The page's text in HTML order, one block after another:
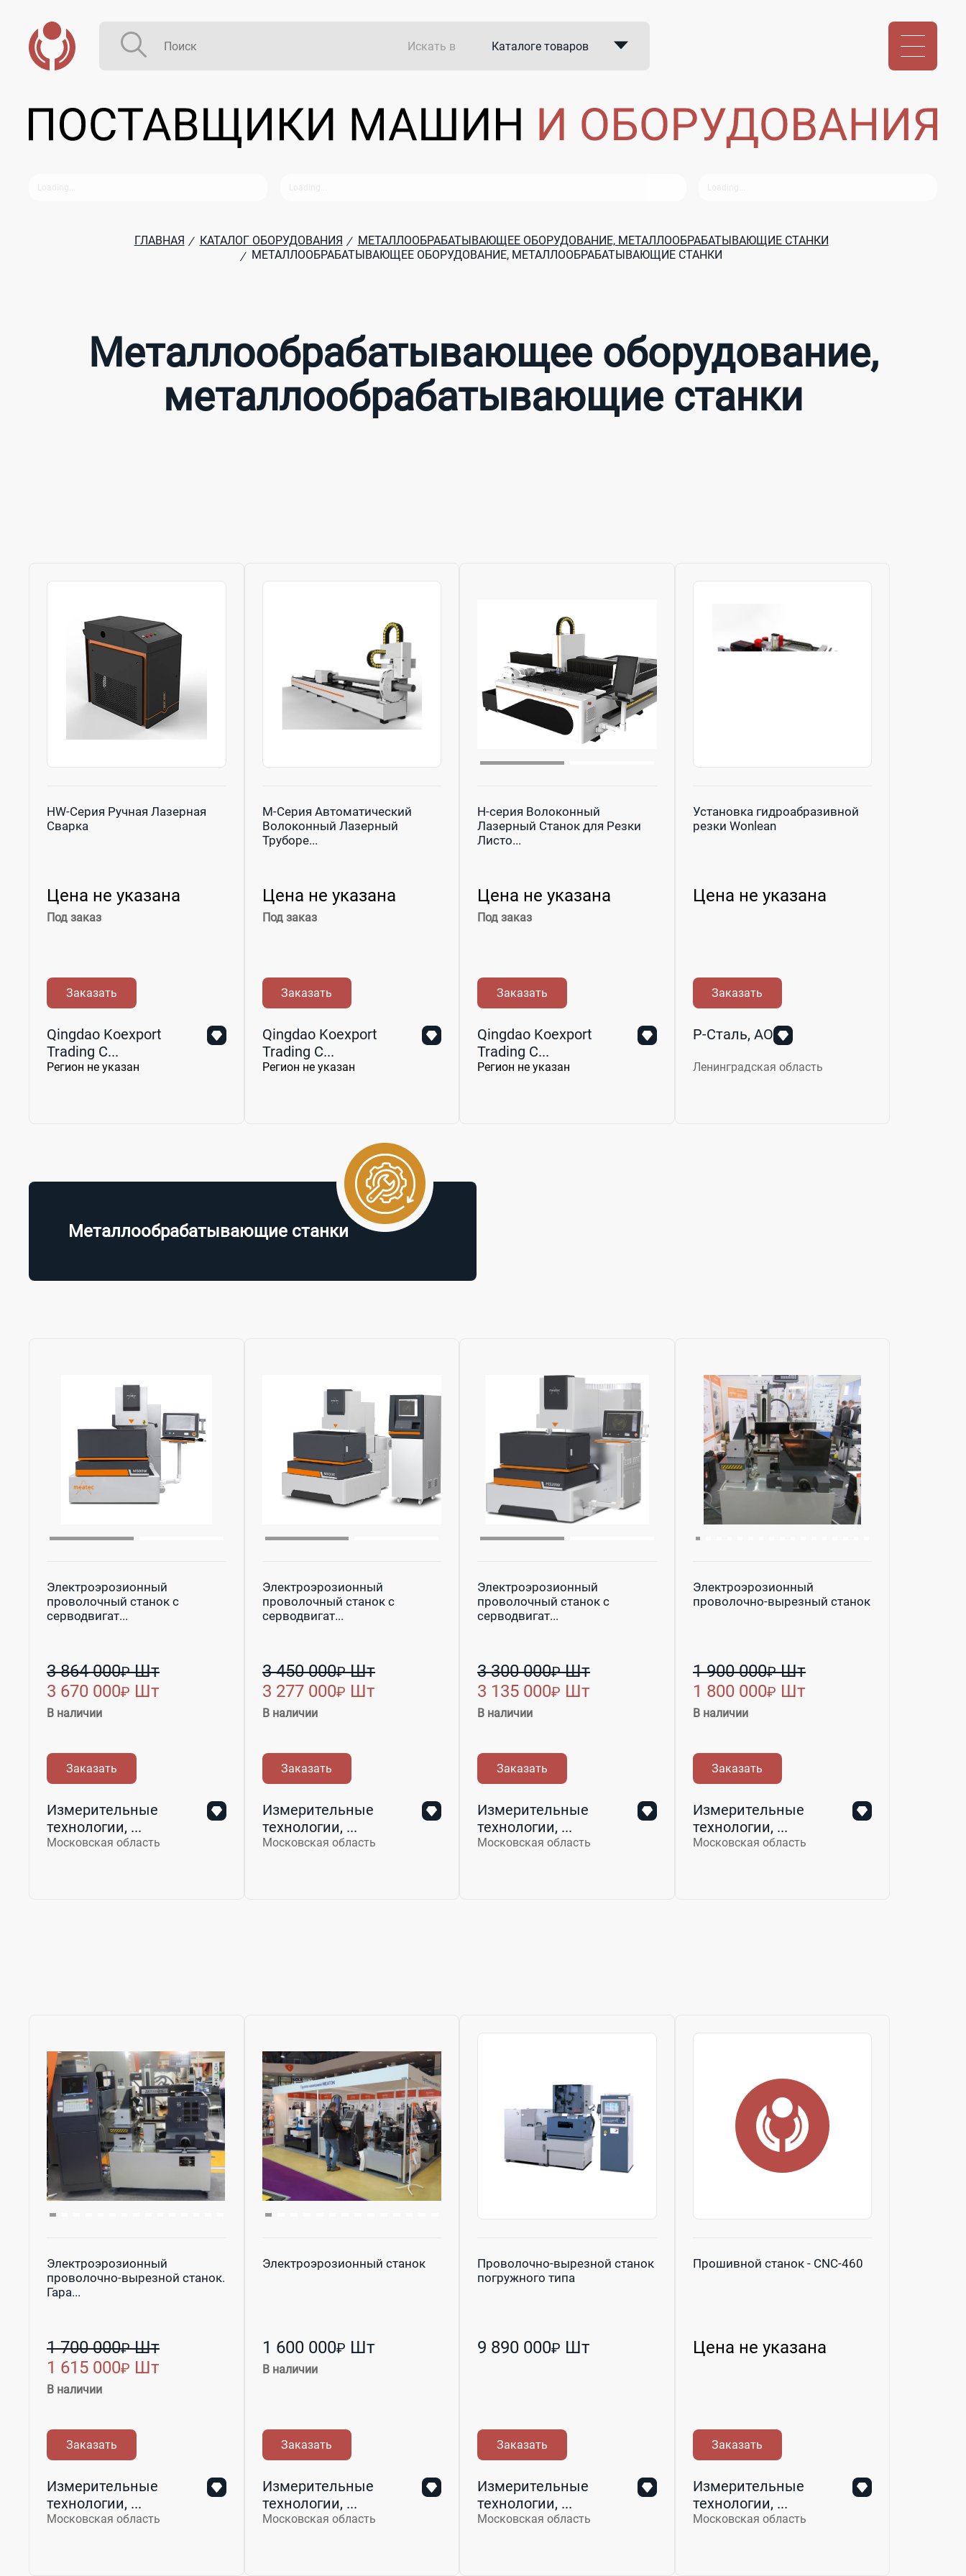
Искать в Каталоге товаров
В закупках
ГЛАВНАЯ / КАТАЛОГ ОБОРУДОВАНИЯ / МЕТАЛЛООБРАБАТЫВАЮЩЕЕ ОБОРУДОВАНИЕ, МЕТАЛЛООБРАБАТЫВАЮЩИЕ СТАНКИ
/ МЕТАЛЛООБРАБАТЫВАЮЩЕЕ ОБОРУДОВАНИЕ, МЕТАЛЛООБРАБАТЫВАЮЩИЕ СТАНКИ
Металлообрабатывающее оборудование,
металлообрабатывающие станки
HW-Серия Ручная Лазерная
Сварка
Цена не указана
Под заказ
Заказать
Qingdao Koexport
Trading C...
Регион не указан
М-Серия Автоматический
Волоконный Лазерный
Труборе...
Цена не указана
Под заказ
Заказать
Qingdao Koexport
Trading C...
Регион не указан
H-серия Волоконный
Лазерный Станок для Резки
Листо...
Цена не указана
Под заказ
Заказать
Qingdao Koexport
Trading C...
Регион не указан
Установка гидроабразивной
резки Wonlean
Цена не указана
Заказать
Р-Сталь, АО
Ленинградская область
Металлообрабатывающие станки
Электроэрозионный
проволочный станок с
серводвигат...
3 864 000₽Шт
3 670 000₽ Шт
В наличии
Заказать
Измерительные
технологии, ...
Московская область
Электроэрозионный
проволочный станок с
серводвигат...
3 450 000₽Шт
3 277 000₽ Шт
В наличии
Заказать
Измерительные
технологии, ...
Московская область
Электроэрозионный
проволочный станок с
серводвигат...
3 300 000₽Шт
3 135 000₽ Шт
В наличии
Заказать
Измерительные
технологии, ...
Московская область
Электроэрозионный
проволочно-вырезный станок
1 900 000₽Шт
1 800 000₽ Шт
В наличии
Заказать
Измерительные
технологии, ...
Московская область
Электроэрозионный
проволочно-вырезной станок.
Гара...
1 700 000₽Шт
1 615 000₽ Шт
В наличии
Заказать
Измерительные
технологии, ...
Московская область
Электроэрозионный станок
1 600 000₽ Шт
В наличии
Заказать
Измерительные
технологии, ...
Московская область
Проволочно-вырезной станок
погружного типа
9 890 000₽ Шт
Заказать
Измерительные
технологии, ...
Московская область
Прошивной станок - CNC-460
Цена не указана
Заказать
Измерительные
технологии, ...
Московская область